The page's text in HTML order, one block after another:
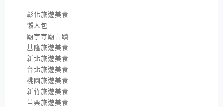
彰化旅遊美食
懶人包
廟宇寺廟古蹟
基隆旅遊美食
新北旅遊美食
台北旅遊美食
桃園旅遊美食
新竹旅遊美食
苗栗旅遊美食